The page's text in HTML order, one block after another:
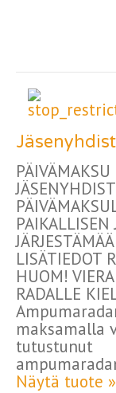
PAIKALLISEN
LISÄTIEDOT
HUOM!
RADALLE
maksamalla
tutustunut
Näytä tuote »